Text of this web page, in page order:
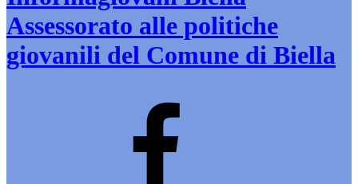
Assessorato alle politiche
giovanili del Comune di Biella